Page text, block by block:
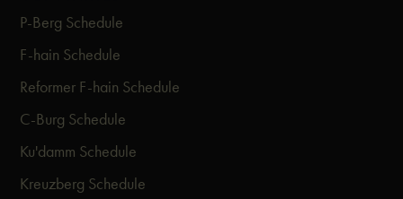
P-Berg Schedule
F-hain Schedule
Reformer F-hain Schedule
C-Burg Schedule
Ku'damm Schedule
Kreuzberg Schedule